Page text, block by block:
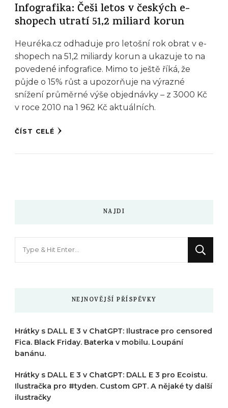
Infografika: Češi letos v českých e-
shopech utratí 51,2 miliard korun
Heuréka.cz odhaduje pro letošní rok obrat v e-
shopech na 51,2 miliardy korun a ukazuje to na
povedené infografice. Mimo to ještě říká, že
půjde o 15% růst a upozorňuje na výrazné
snížení průměrné výše objednávky – z 3000 Kč
v roce 2010 na 1 962 Kč aktuálních.
ČÍST CELÉ
NAJDI
NEJNOVĚJŠÍ PŘÍSPĚVKY
Hrátky s DALL E 3 v ChatGPT: Ilustrace pro censored
Fica. Black Friday. Baterka v mobilu. Loupání
banánu.
Hrátky s DALL E 3 v ChatGPT: DALL E 3 pro Ecoistu.
Ilustračka pro #tyden. Custom GPT. A nějaké ty další
ilustračky